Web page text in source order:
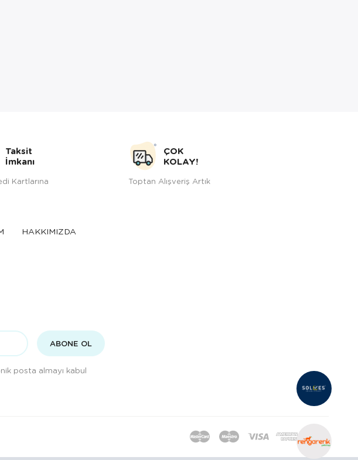
Taksit
İmkanı
Kartlarına
ÇOK
KOLAY!
Toptan Alışveriş Artık
HAKKIMIZDA
ABONE OL
posta almayı kabul